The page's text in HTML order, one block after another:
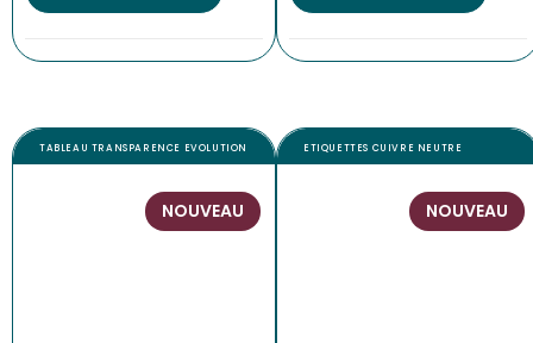
TABLEAU TRANSPARENCE EVOLUTION
NOUVEAU
ETIQUETTES CUIVRE NEUTRE
NOUVEAU